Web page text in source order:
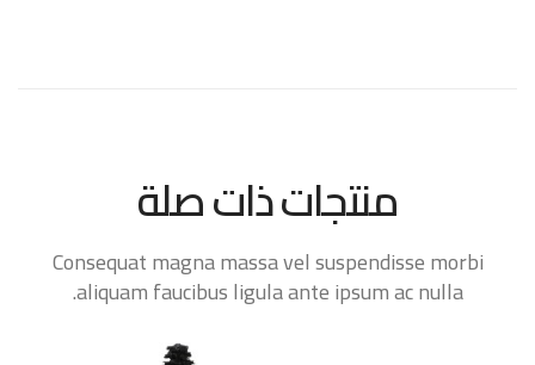
منتجات ذات صلة
Consequat magna massa vel suspendisse morbi
aliquam faucibus ligula ante ipsum ac nulla.